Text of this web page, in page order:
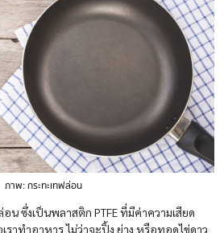
ภาพ: กระทะเทฟล่อน
ซึ่งเป็นพลาสติก PTFE ที่มีค่าความเสียด
าทำอาหาร ไม่ว่าจะปิ้ง ย่าง หรือทอดไข่ดาว